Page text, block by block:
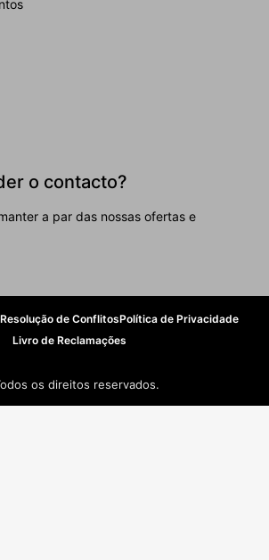
o contacto?
a par das nossas ofertas e
Resolução de ConflitosPolítica de Privacidade
Livro de Reclamações
os direitos reservados.